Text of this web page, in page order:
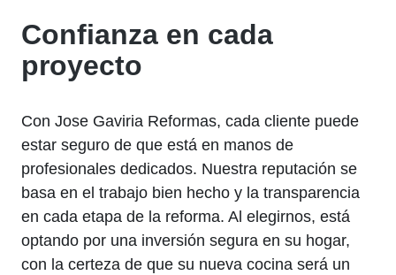
Confianza en cada
proyecto
Con Jose Gaviria Reformas, cada cliente puede
estar seguro de que está en manos de
profesionales dedicados. Nuestra reputación se
basa en el trabajo bien hecho y la transparencia
en cada etapa de la reforma. Al elegirnos, está
optando por una inversión segura en su hogar,
con la certeza de que su nueva cocina será un